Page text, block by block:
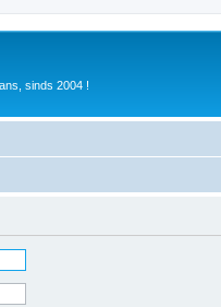
sinds 2004 !